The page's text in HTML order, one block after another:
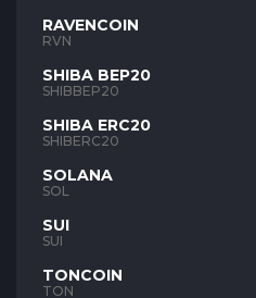
RAVENCOIN
RVN
SHIBA BEP20
SHIBBEP20
SHIBA ERC20
SHIBERC20
SOLANA
SOL
SUI
SUI
TONCOIN
TON